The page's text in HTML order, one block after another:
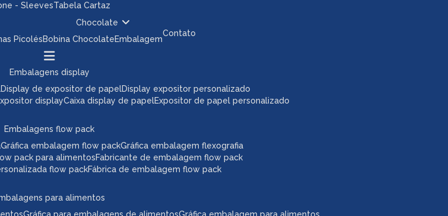
- Sleeves
Tabela Cartaz
Chocolate
Bobina Chocolate Embalagem
Picolés
Contato
embalagens display
display de expositor de papel
display expositor personalizado
display expositor de papel personalizado
caixa display de papel
embalagens flow pack
gráfica embalagem flow pack
gráfica embalagem flexografia
pack para alimentos fabricante de embalagem flow pack
flow pack fábrica de embalagem flow pack
para alimentos